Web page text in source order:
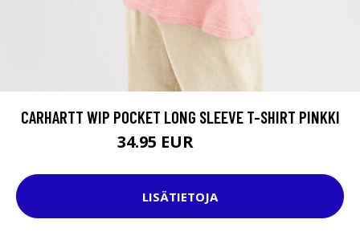
CARHARTT WIP POCKET LONG SLEEVE T-SHIRT PINKKI
34.95 EUR
LISÄTIETOJA